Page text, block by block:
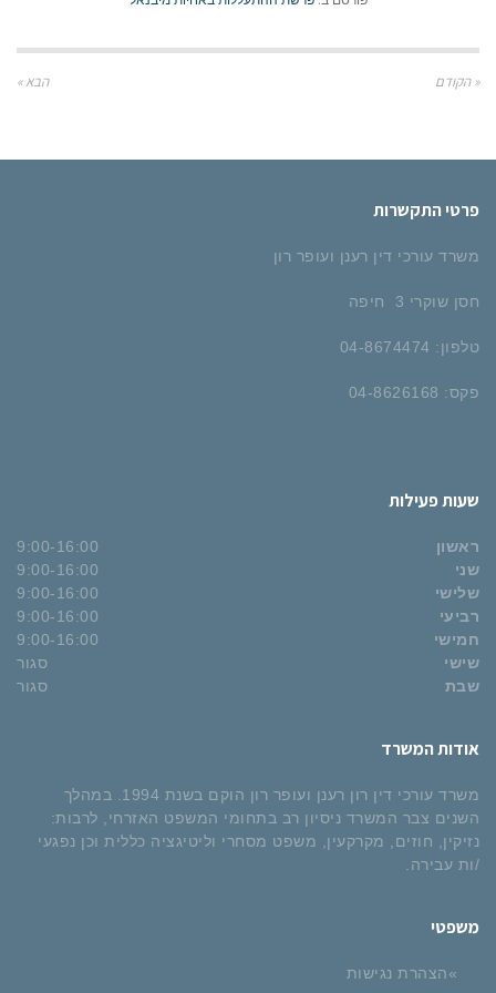
« הקודם הבא »
פרטי התקשרות
משרד עורכי דין רענן ועופר רון
חסן שוקרי 3 חיפה
טלפון: 04-8674474
פקס: 04-8626168
שעות פעילות
ראשון
9:00-16:00
שני
9:00-16:00
שלישי
9:00-16:00
רביעי
9:00-16:00
חמישי
9:00-16:00
שישי
סגור
שבת
סגור
אודות המשרד
משרד עורכי דין רון רענן ועופר רון הוקם בשנת 1994. במהלך
השנים צבר המשרד ניסיון רב בתחומי המשפט האזרחי, לרבות:
נזיקין, חוזים, מקרקעין, משפט מסחרי וליטיגציה כללית וכן נפגעי
/ות עבירה.
משפטי
הצהרת נגישות